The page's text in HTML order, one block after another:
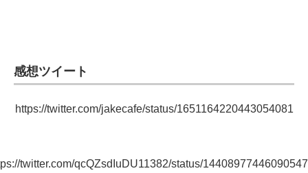
感想ツイート
https://twitter.com/jakecafe/status/1651164220443054081
twitter.com/qcQZsdIuDU11382/status/